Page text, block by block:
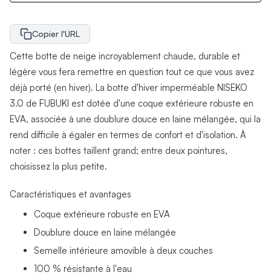
Copier l'URL
Cette botte de neige incroyablement chaude, durable et
légère vous fera remettre en question tout ce que vous avez
déjà porté (en hiver). La botte d'hiver imperméable NISEKO
3.0 de FUBUKI est dotée d'une coque extérieure robuste en
EVA, associée à une doublure douce en laine mélangée, qui la
rend difficile à égaler en termes de confort et d'isolation. À
noter : ces bottes taillent grand; entre deux pointures,
choisissez la plus petite.
Caractéristiques et avantages
Coque extérieure robuste en EVA
Doublure douce en laine mélangée
Semelle intérieure amovible à deux couches
100 % résistante à l'eau